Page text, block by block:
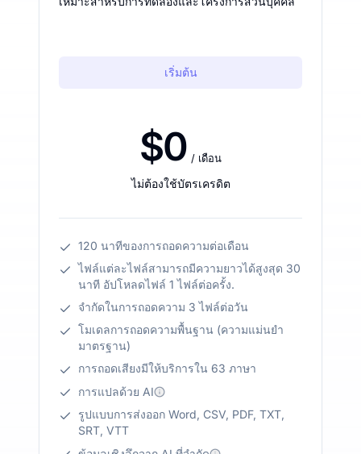
เริ่มต้น
$0 / เดือน
ไม่ต้องใช้บัตรเครดิต
120 นาทีของการถอดความต่อเดือน
ไฟล์แต่ละไฟล์สามารถมีความยาวได้สูงสุด 30
นาที อัปโหลดไฟล์ 1 ไฟล์ต่อครั้ง.
จำกัดในการถอดความ 3 ไฟล์ต่อวัน
โมเดลการถอดความพื้นฐาน (ความแม่นยำ
มาตรฐาน)
การถอดเสียงมีให้บริการใน 63 ภาษา
การแปลด้วย AI
รูปแบบการส่งออก Word, CSV, PDF, TXT,
SRT, VTT